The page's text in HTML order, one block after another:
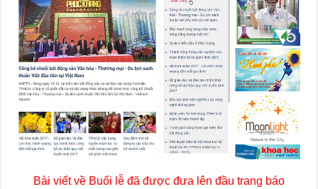
Bài viết về Buổi lễ đã được đưa lên đầu trang báo